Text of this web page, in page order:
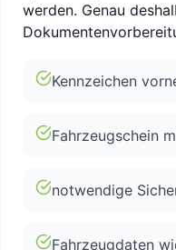
werden. Genau
Kennzeichen
Fahrzeugschein
notwendige
Fahrzeugdaten